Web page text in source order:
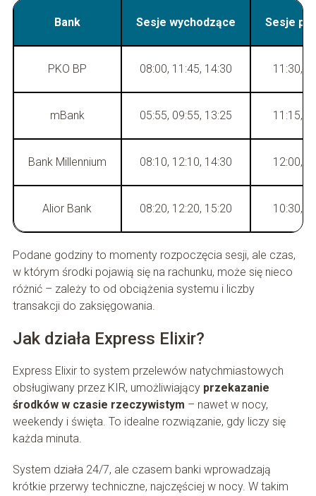
Bank Sesje wychodzące Sesje
PKO BP 08:00, 11:45, 14:30 11:30,
mBank 05:55, 09:55, 13:25 11:15,
Bank Millennium 08:10, 12:10, 14:30 12:00,
Alior Bank 08:20, 12:20, 15:20 10:30,
Podane godziny to momenty rozpoczęcia sesji, ale czas,
w którym środki pojawią się na rachunku, może się nieco
różnić – zależy to od obciążenia systemu i liczby
transakcji do zaksięgowania.
Jak działa Express Elixir?
Express Elixir to system przelewów natychmiastowych
obsługiwany przez KIR, umożliwiający przekazanie
środków w czasie rzeczywistym – nawet w nocy,
weekendy i święta. To idealne rozwiązanie, gdy liczy się
każda minuta.
System działa 24/7, ale czasem banki wprowadzają
krótkie przerwy techniczne, najczęściej w nocy. W takim